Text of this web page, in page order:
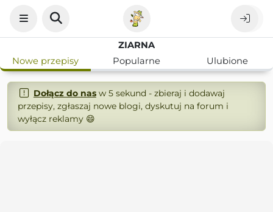
ZIARNA
Nowe przepisy
Popularne Ulubione
Dołącz do nasw 5 sekund - zbieraj i dodawaj
przepisy, zgłaszaj nowe blogi, dyskutuj na forum i
wyłącz reklamy 😄